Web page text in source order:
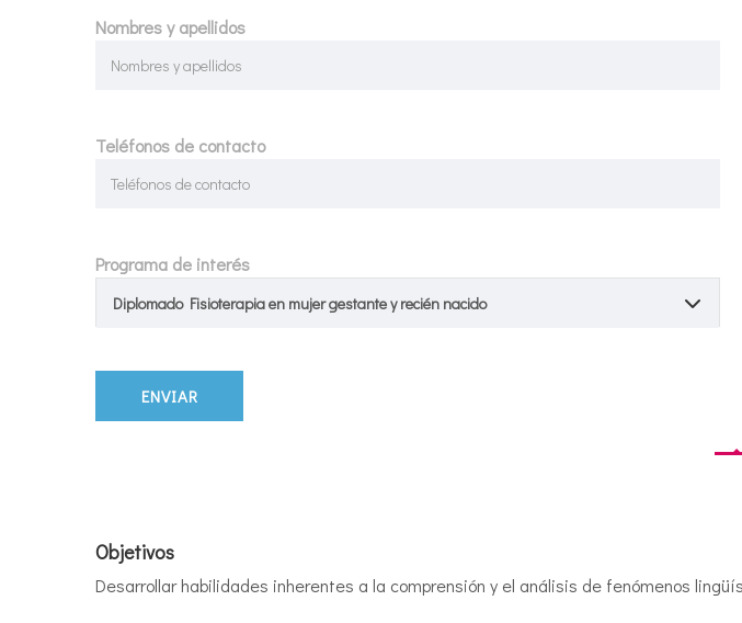
Nombres y apellidos
Teléfonos de contacto
Programa de interés
Diplomado Fisioterapia en mujer gestante y recién nacido
Objetivos
Desarrollar habilidades inherentes a la comprensión y el análisis de fenómenos